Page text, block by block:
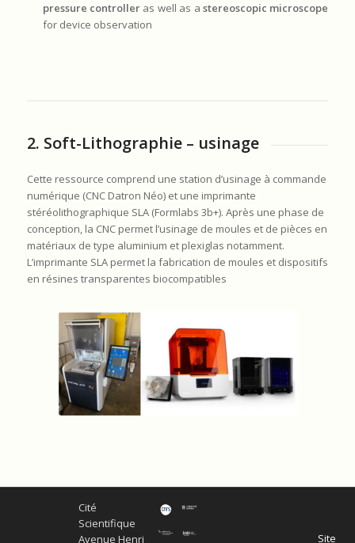
pressure controller as well as a stereoscopic microscope
for device observation
2. Soft-Lithographie – usinage
Cette ressource comprend une station d’usinage à commande
numérique (CNC Datron Néo) et une imprimante
stéréolithographique SLA (Formlabs 3b+). Après une phase de
conception, la CNC permet l’usinage de moules et de pièces en
matériaux de type aluminium et plexiglas notamment.
L’imprimante SLA permet la fabrication de moules et dispositifs
en résines transparentes biocompatibles
Cité
Scientifique
Avenue Henri
Site